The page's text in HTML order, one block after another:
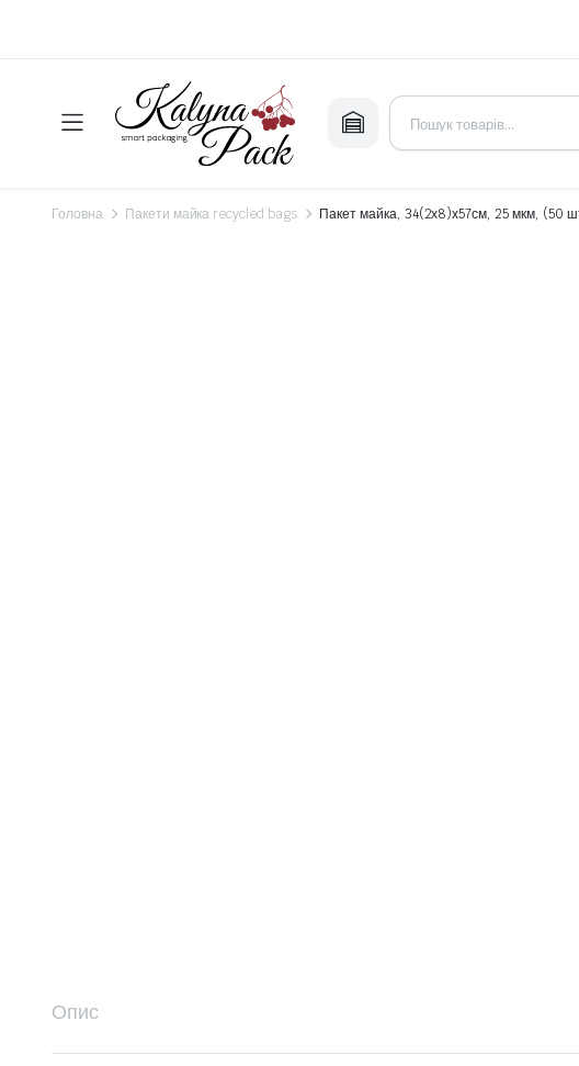
Головна Пакети майка recycled bags Пакет майка, 34(2х8)х57см, 25 мкм, (50
Опис